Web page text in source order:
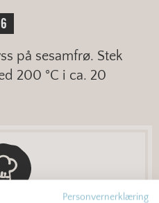
på sesamfrø. Stek
200 °C i ca. 20
Personvernerklæring